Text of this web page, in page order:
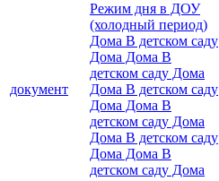
документ
Режим дня в ДОУ
(холодный период)
Дома В детском саду
Дома Дома В
детском саду Дома
Дома В детском саду
Дома Дома В
детском саду Дома
Дома В детском саду
Дома Дома В
детском саду Дома